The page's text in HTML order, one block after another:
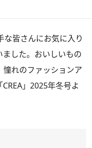
皆さんにお気に入り
した。おいしいもの
れのファッションア
「CREA」2025年冬号よ